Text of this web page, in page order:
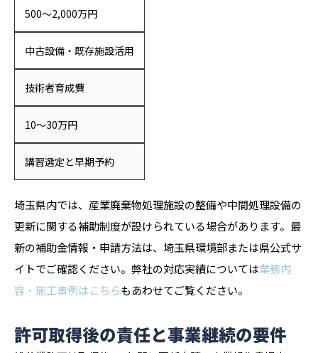
500〜2,000万円
中古設備・既存施設活用
技術者育成費
10〜30万円
講習選定と早期予約
埼玉県内では、産業廃棄物処理施設の整備や中間処理設備の
更新に関する補助制度が設けられている場合があります。最
新の補助金情報・申請方法は、埼玉県環境部または県公式サ
イトでご確認ください。弊社の対応実績については業務内
容・施工事例はこちらもあわせてご覧ください。
許可取得後の責任と事業継続の要件